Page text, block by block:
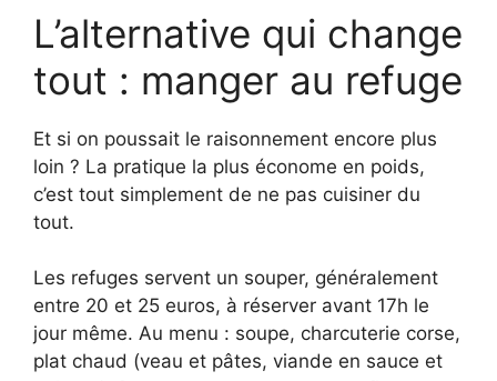
L’alternative qui change
tout : manger au refuge
Et si on poussait le raisonnement encore plus
loin ? La pratique la plus économe en poids,
c’est tout simplement de ne pas cuisiner du
tout.
Les refuges servent un souper, généralement
entre 20 et 25 euros, à réserver avant 17h le
jour même. Au menu : soupe, charcuterie corse,
plat chaud (veau et pâtes, viande en sauce et